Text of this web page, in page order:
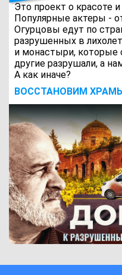
Это проект о красоте
Популярные актеры -
Огурцовы едут по
разрушенных в
и монастыри, которые
другие разрушали, а
А как иначе?
ВОCСТАНОВИМ